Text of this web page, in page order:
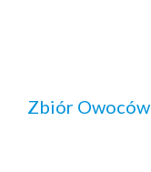
Zbiór Owoców